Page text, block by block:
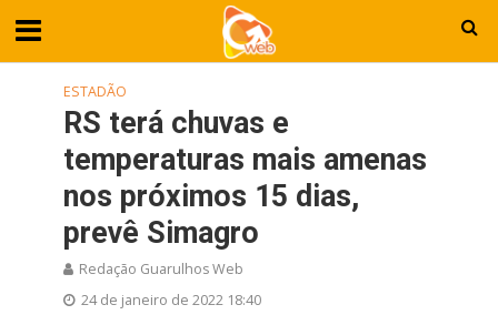
ESTADÃO
RS terá chuvas e
temperaturas mais amenas
nos próximos 15 dias,
prevê Simagro
Redação Guarulhos Web
24 de janeiro de 2022 18:40